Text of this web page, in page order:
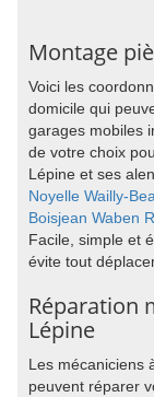
Montage
Voici les
domicile qui
garages mobiles
de votre choix
Lépine et ses
Noyelle Wailly-
Boisjean Waben
Facile, simple et
évite tout
Réparation
Lépine
Les mécaniciens
peuvent réparer